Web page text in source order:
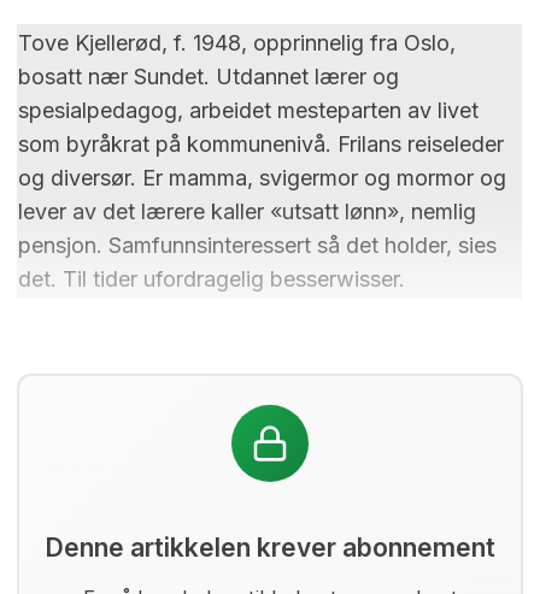
Tove Kjellerød, f. 1948, opprinnelig fra Oslo,
bosatt nær Sundet. Utdannet lærer og
spesialpedagog, arbeidet mesteparten av livet
som byråkrat på kommunenivå. Frilans reiseleder
og diversør. Er mamma, svigermor og mormor og
lever av det lærere kaller «utsatt lønn», nemlig
pensjon. Samfunnsinteressert så det holder, sies
det. Til tider ufordragelig besserwisser.
Denne artikkelen krever abonnement